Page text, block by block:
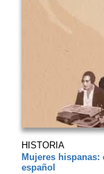
HISTORIA
Mujeres
español